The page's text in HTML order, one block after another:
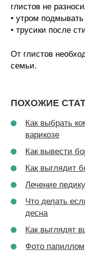
глистов не
• утром
• трусики после
От глистов
семьи.
ПОХОЖИЕ
Как выбрать
варикозе
Как вывести
Как выглядит
Лечение
Что делать
десна
Как выглядят
Фото папиллом